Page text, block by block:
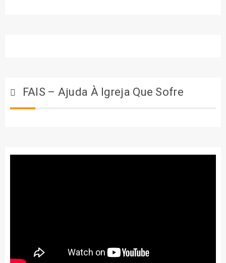
FAIS – Ajuda À Igreja Que Sofre